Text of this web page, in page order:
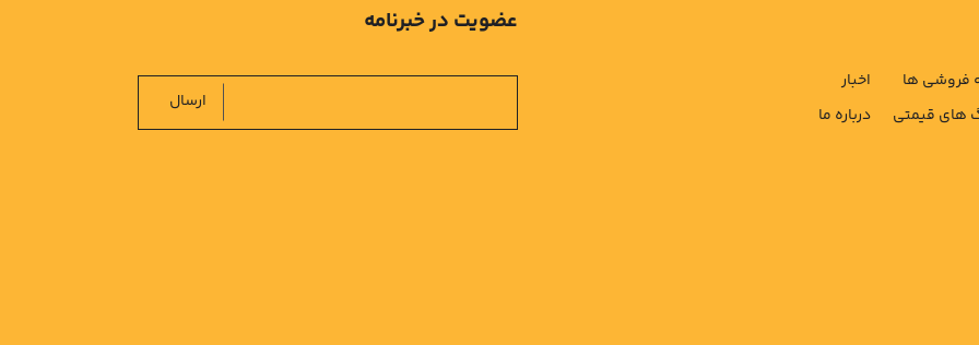
فروشی ها
های قیمتی
اخبار
درباره ما
عضویت در خبرنامه
ارسال